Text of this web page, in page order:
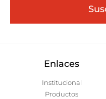
Enlaces
Institucional
Productos